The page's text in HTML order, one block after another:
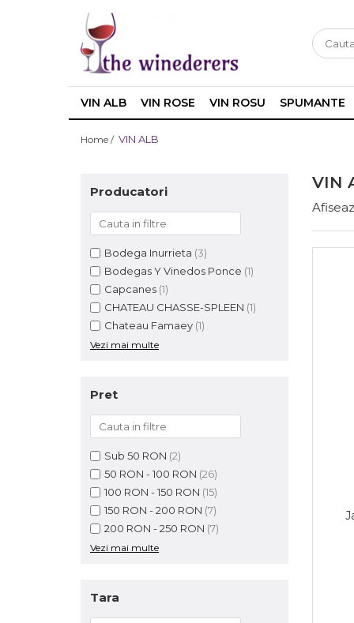
VIN ALB VIN ROSE VIN ROSU SPUMANTE
Home / VIN ALB
VIN
Producatori
Bodega Inurrieta (3)
Bodegas Y Vinedos Ponce (1)
Capcanes (1)
CHATEAU CHASSE-SPLEEN (1)
Chateau Famaey (1)
Vezi mai multe
Pret
Sub 50 RON (2)
50 RON - 100 RON (26)
100 RON - 150 RON (15)
150 RON - 200 RON (7)
200 RON - 250 RON (7)
Vezi mai multe
Tara